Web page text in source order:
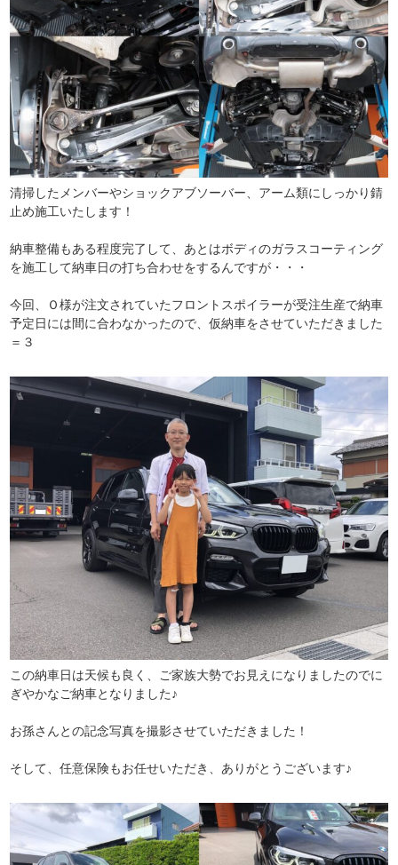
清掃したメンバーやショックアブソーバー、アーム類にしっかり錆
止め施工いたします！
納車整備もある程度完了して、あとはボディのガラスコーティング
を施工して納車日の打ち合わせをするんですが・・・
今回、Ｏ様が注文されていたフロントスポイラーが受注生産で納車
予定日には間に合わなかったので、仮納車をさせていただきました
＝３
この納車日は天候も良く、ご家族大勢でお見えになりましたのでに
ぎやかなご納車となりました♪
お孫さんとの記念写真を撮影させていただきました！
そして、任意保険もお任せいただき、ありがとうございます♪